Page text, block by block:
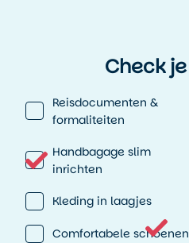
Check je
Reisdocumenten &
formaliteiten
Handbagage slim
inrichten
Kleding in laagjes
Comfortabele schoenen